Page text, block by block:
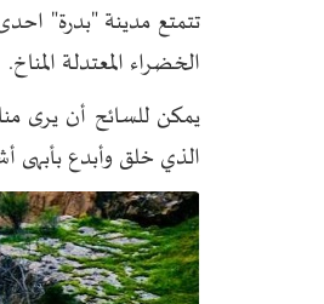
تتمتع مدينة "بدرة"
الخضراء المعتدلة المناخ.
الذي خلق وأبدع بأبهى